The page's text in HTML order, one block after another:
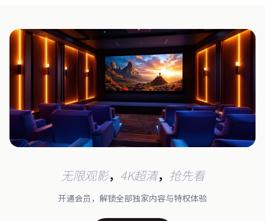
无限观影， 4K超清， 抢先看
开通会员，解锁全部独家内容与特权体验